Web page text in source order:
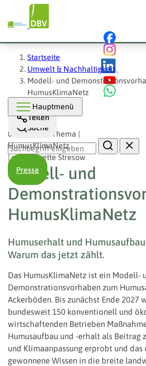
Inhalt
Hauptnavigation
Hauptmenü
Suche
Presse
Pfadnavigation
Startseite
Umwelt & Nachhaltigkeit
Modell- und
HumusKlimaNetz
Teilen
01.06.2026
Thema |
HumusKlimaNetz
| von Jeanette Stresow
Modell- und
HumusKlimaNetz
Humuserhalt und
Warum das jetzt zählt.
Das HumusKlimaNetz ist ein Modell-
Demonstrationsvorhaben zum
Ackerböden. Bis zunächst Ende 2027
bundesweit 150 konventionell und
wirtschaftenden Betrieben
Humusaufbau und -erhalt als Beitrag
und Klimaanpassung erprobt und das
gewonnene Wissen in die breite